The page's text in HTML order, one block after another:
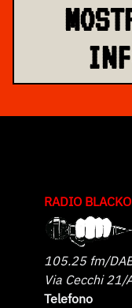
RADIO
105.25 fm/
Via Cecchi 21/
Telefono